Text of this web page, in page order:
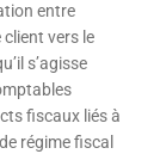
entre
vers le
s’agisse
fiscaux liés à
régime fiscal